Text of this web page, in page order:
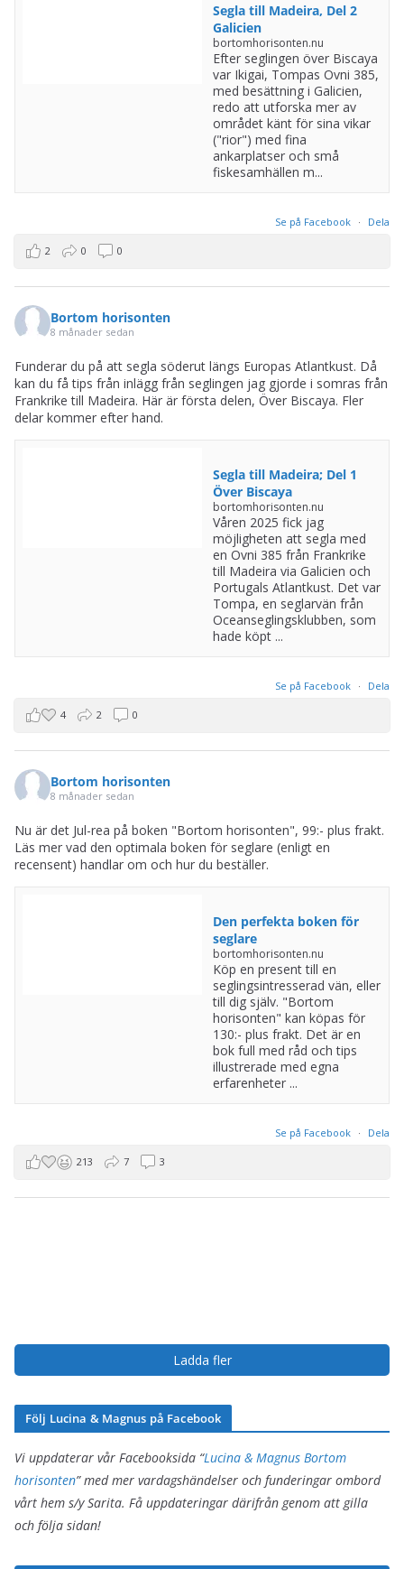
Segla till Madeira, Del 2
Galicien
bortomhorisonten.nu
Efter seglingen över Biscaya
var Ikigai, Tompas Ovni 385,
med besättning i Galicien,
redo att utforska mer av
området känt för sina vikar
("rior") med fina
ankarplatser och små
fiskesamhällen m...
Se på Facebook · Dela
2 0 0
Bortom horisonten
8 månader sedan
Funderar du på att segla söderut längs Europas Atlantkust. Då
kan du få tips från inlägg från seglingen jag gjorde i somras från
Frankrike till Madeira. Här är första delen, Över Biscaya. Fler
delar kommer efter hand.
Segla till Madeira; Del 1
Över Biscaya
bortomhorisonten.nu
Våren 2025 fick jag
möjligheten att segla med
en Ovni 385 från Frankrike
till Madeira via Galicien och
Portugals Atlantkust. Det var
Tompa, en seglarvän från
Oceanseglingsklubben, som
hade köpt ...
Se på Facebook · Dela
4 2 0
Bortom horisonten
8 månader sedan
Nu är det Jul-rea på boken "Bortom horisonten", 99:- plus frakt.
Läs mer vad den optimala boken för seglare (enligt en
recensent) handlar om och hur du beställer.
Den perfekta boken för
seglare
bortomhorisonten.nu
Köp en present till en
seglingsintresserad vän, eller
till dig själv. "Bortom
horisonten" kan köpas för
130:- plus frakt. Det är en
bok full med råd och tips
illustrerade med egna
erfarenheter ...
Se på Facebook · Dela
213 7 3
Ladda fler
Följ Lucina & Magnus på Facebook
Vi uppdaterar vår Facebooksida “Lucina & Magnus Bortom
horisonten” med mer vardagshändelser och funderingar ombord
vårt hem s/y Sarita. Få uppdateringar därifrån genom att gilla
och följa sidan!